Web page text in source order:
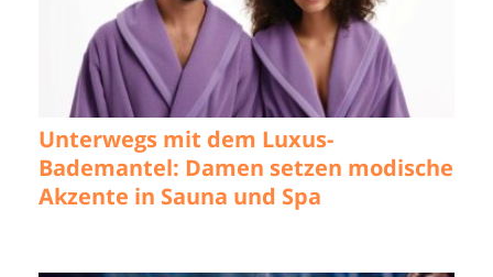
Unterwegs mit dem Luxus-
Bademantel: Damen setzen modische
Akzente in Sauna und Spa